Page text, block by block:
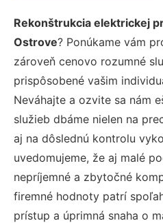
Rekonštrukcia elektrickej
Ostrove? Ponúkame vám
zároveň cenovo rozumné
prispôsobené vašim
Neváhajte a ozvite sa nám
služieb dbáme nielen na
aj na dôslednú kontrolu
uvedomujeme, že aj malé
nepríjemné a zbytočné
firemné hodnoty patrí
prístup a úprimná snaha o